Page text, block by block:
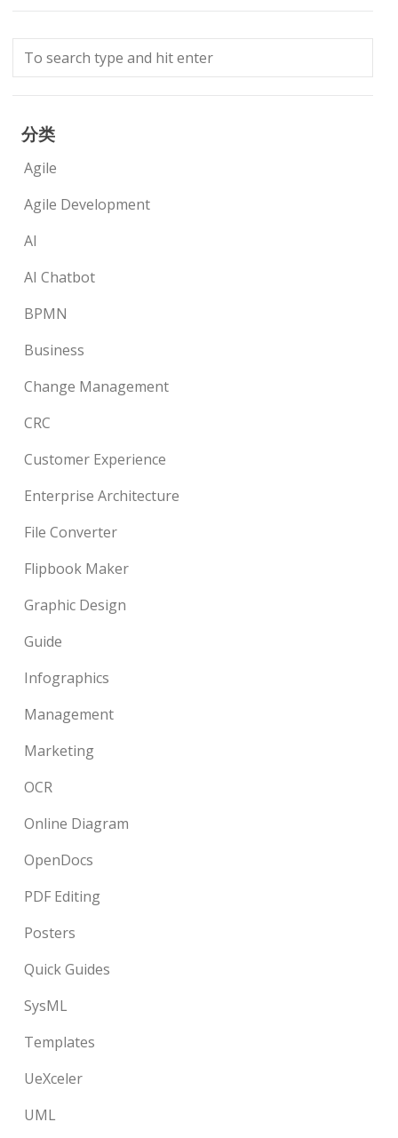
分类
Agile
Agile Development
AI
AI Chatbot
BPMN
Business
Change Management
CRC
Customer Experience
Enterprise Architecture
File Converter
Flipbook Maker
Graphic Design
Guide
Infographics
Management
Marketing
OCR
Online Diagram
OpenDocs
PDF Editing
Posters
Quick Guides
SysML
Templates
UeXceler
UML